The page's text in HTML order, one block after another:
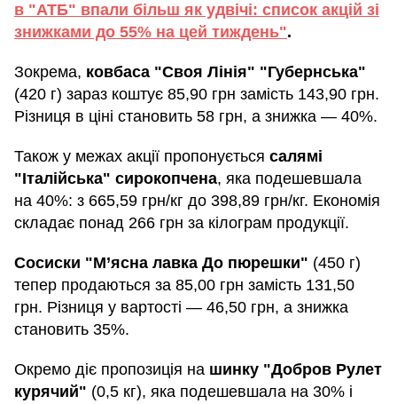
в "АТБ" впали більш як удвічі: список акцій зі
знижками до 55% на цей тиждень".
Зокрема, ковбаса "Своя Лінія" "Губернська"
(420 г) зараз коштує 85,90 грн замість 143,90 грн.
Різниця в ціні становить 58 грн, а знижка — 40%.
Також у межах акції пропонується салямі
"Італійська" сирокопчена, яка подешевшала
на 40%: з 665,59 грн/кг до 398,89 грн/кг. Економія
складає понад 266 грн за кілограм продукції.
Сосиски "М’ясна лавка До пюрешки" (450 г)
тепер продаються за 85,00 грн замість 131,50
грн. Різниця у вартості — 46,50 грн, а знижка
становить 35%.
Окремо діє пропозиція на шинку "Добров Рулет
курячий" (0,5 кг), яка подешевшала на 30% і